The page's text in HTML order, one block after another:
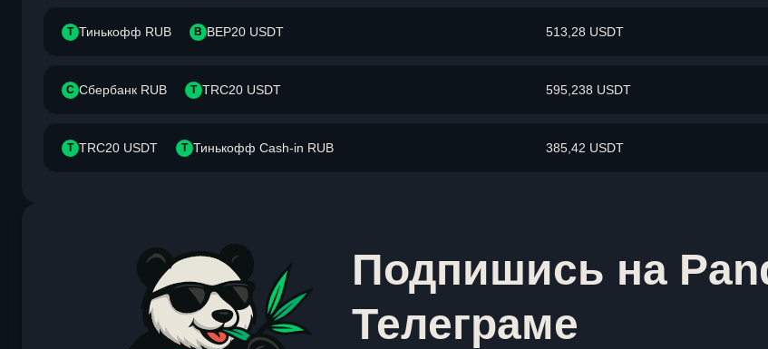
Т Тинькофф RUB B BEP20 USDT 513,28 USDT
С Сбербанк RUB T TRC20 USDT 595,238 USDT
T TRC20 USDT Т Тинькофф Cash-in RUB 385,42 USDT
Подпишись на
Телеграме